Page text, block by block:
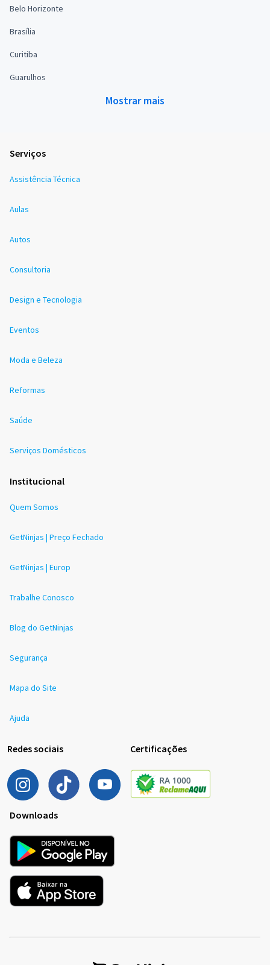
Belo Horizonte
Brasília
Curitiba
Guarulhos
Mostrar mais
Serviços
Assistência Técnica
Aulas
Autos
Consultoria
Design e Tecnologia
Eventos
Moda e Beleza
Reformas
Saúde
Serviços Domésticos
Institucional
Quem Somos
GetNinjas | Preço Fechado
GetNinjas | Europ
Trabalhe Conosco
Blog do GetNinjas
Segurança
Mapa do Site
Ajuda
Redes sociais Certificações
Downloads